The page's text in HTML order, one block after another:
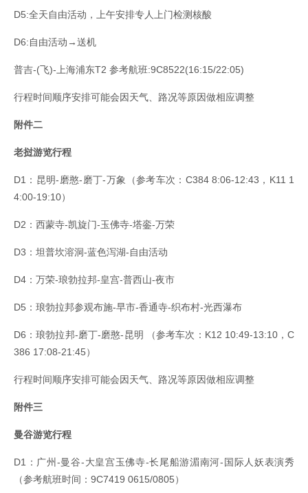
D5:全天自由活动，上午安排专人上门检测核酸
D6:自由活动→送机
普吉-(飞)-上海浦东T2 参考航班:9C8522(16:15/22:05)
行程时间顺序安排可能会因天气、路况等原因做相应调整
附件二
老挝游览行程
D1：昆明-磨憨-磨丁-万象（参考车次：C384 8:06-12:43，K11 1
4:00-19:10）
D2：西蒙寺-凯旋门-玉佛寺-塔銮-万荣
D3：坦普坎溶洞-蓝色泻湖-自由活动
D4：万荣-琅勃拉邦-皇宫-普西山-夜市
D5：琅勃拉邦参观布施-早市-香通寺-织布村-光西瀑布
D6：琅勃拉邦-磨丁-磨憨-昆明 （参考车次：K12 10:49-13:10，C
386 17:08-21:45）
行程时间顺序安排可能会因天气、路况等原因做相应调整
附件三
曼谷游览行程
D1：广州-曼谷-大皇宫玉佛寺-长尾船游湄南河-国际人妖表演秀
（参考航班时间：9C7419 0615/0805）